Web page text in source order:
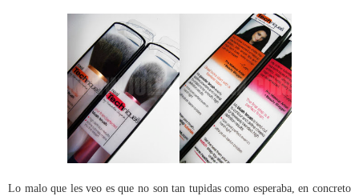
Lo malo que les veo es que no son tan tupidas como esperaba, en concreto